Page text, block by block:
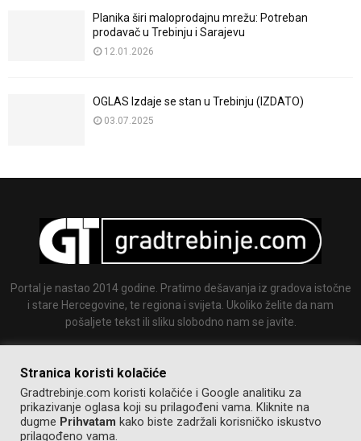
Planika širi maloprodajnu mrežu: Potreban
prodavač u Trebinju i Sarajevu
12.01.2026
OGLAS Izdaje se stan u Trebinju (IZDATO)
03.07.2025
Portal je nastao 2014 godine. Pratimo dešavanja iz gradova istočne
i stare Hercegovine, te regiona i svijeta. Ukoliko želite da nam
pošaljete tekst ili sliku slobodno nam se javite.
Stranica koristi kolačiće
Gradtrebinje.com koristi kolačiće i Google analitiku za
prikazivanje oglasa koji su prilagođeni vama. Kliknite na
dugme Prihvatam kako biste zadržali korisničko iskustvo
prilagođeno vama.